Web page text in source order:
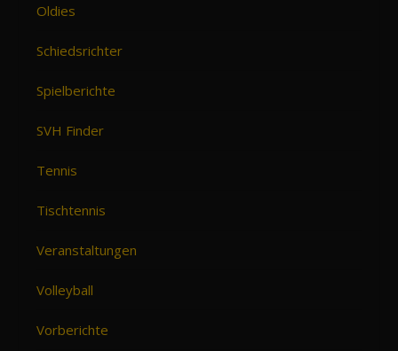
Oldies
Schiedsrichter
Spielberichte
SVH Finder
Tennis
Tischtennis
Veranstaltungen
Volleyball
Vorberichte